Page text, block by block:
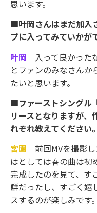
思います。
■叶岡さんはまだ加入
プに入ってみていかが
叶岡 入って良かった
とファンのみなさんか
たいと思います。
■ファーストシングル
リースとなりますが、
れぞれ教えてください。
宮園 前回MVを撮影
はとしては春の曲は初
完成したのを見て、す
鮮だったし、すごく嬉
スするのが楽しみです。